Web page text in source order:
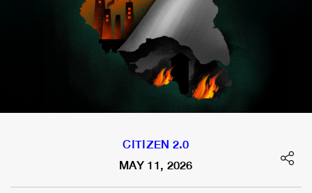
CITIZEN 2.0
MAY 11, 2026